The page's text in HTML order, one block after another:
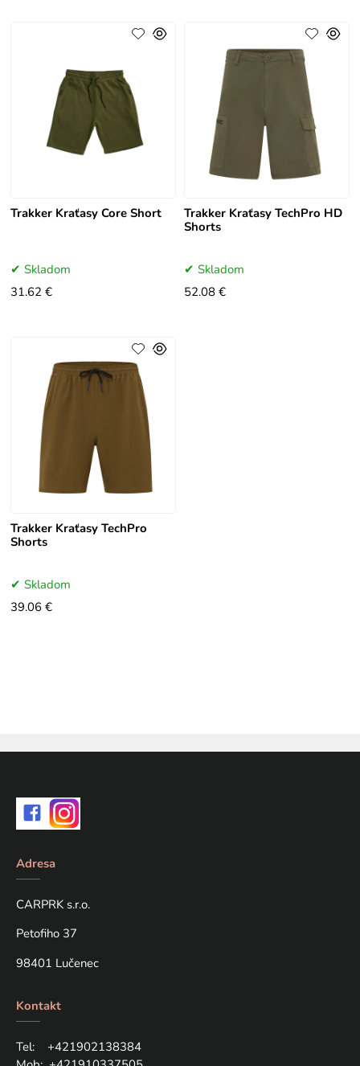
Trakker Kraťasy Core Short
Skladom
31.62 €
Trakker Kraťasy TechPro HD
Shorts
Skladom
52.08 €
Trakker Kraťasy TechPro
Shorts
Skladom
39.06 €
Adresa
CARPRK s.r.o.
Petofiho 37
98401 Lučenec
Kontakt
Tel: +421902138384